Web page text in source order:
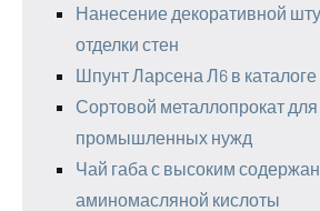
Нанесение декоративной
отделки стен
Шпунт Ларсена Л6 в
Сортовой металлопрокат
промышленных нужд
Чай габа с высоким
аминомасляной кислоты